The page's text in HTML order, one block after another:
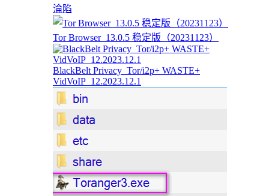
淪陷
Tor Browser_13.0.5 稳定版（20231123）
BlackBelt Privacy_Tor/i2p+ WASTE+
VidVoIP_12.2023.12.1